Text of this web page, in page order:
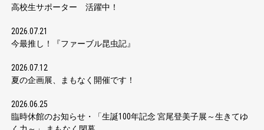
高校生サポーター 活躍中！
2026.07.21
今最推し！『ファーブル昆虫記』
2026.07.12
夏の企画展、まもなく開催です！
2026.06.25
臨時休館のお知らせ・「生誕100年記念 宮尾登美子展～生きてゆ